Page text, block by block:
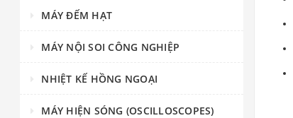
MÁY ĐẾM HẠT
MÁY NỘI SOI CÔNG NGHIỆP
NHIỆT KẾ HỒNG NGOẠI
MÁY HIỆN SÓNG (OSCILLOSCOPES)